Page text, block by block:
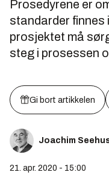
Prosedyrene er
standarder finnes
prosjektet må
steg i prosessen
Gi bort artikkelen
Joachim
21. apr. 2020 - 15:00